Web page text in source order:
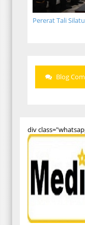
Pererat Tali
Blog
div